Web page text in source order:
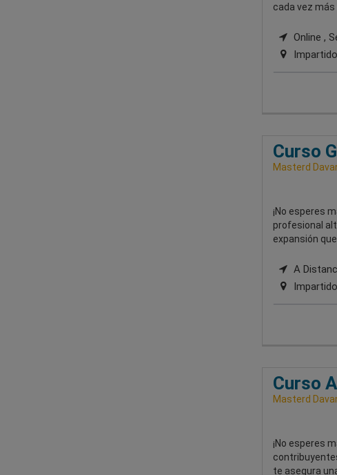
cada vez más
Online ,
Curso
Masterd
¡No esperes
profesional
expansión
A
Curso
Masterd
¡No esperes
te asegura